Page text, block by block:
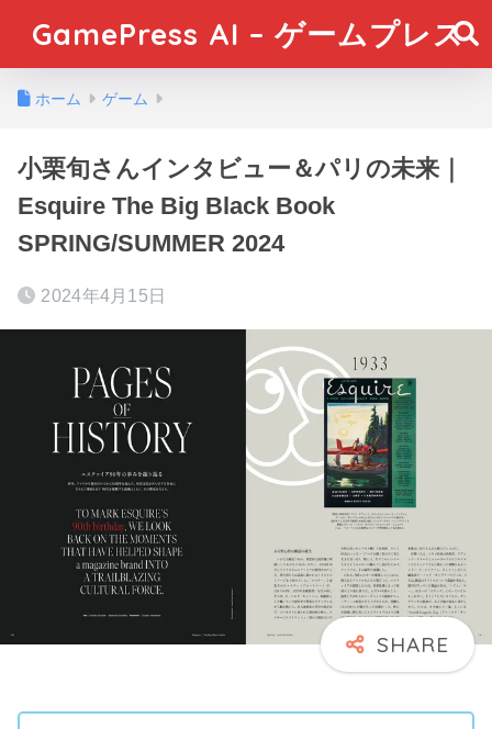
GamePress AI – ゲームプレス
ホーム ゲーム
小栗旬さんインタビュー＆パリの未来｜
Esquire The Big Black Book
SPRING/SUMMER 2024
2024年4月15日